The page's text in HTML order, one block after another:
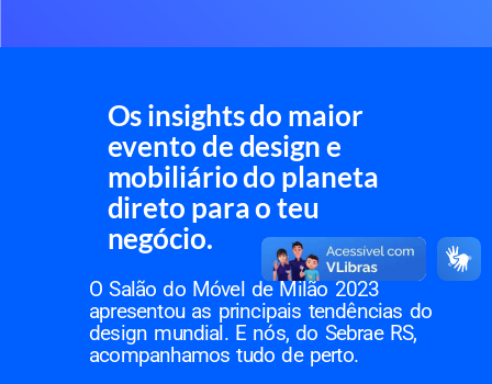
Os insights do maior
evento de design e
mobiliário do planeta
direto para o teu
negócio.
O Salão do Móvel de Milão 2023
apresentou as principais tendências do
design mundial. E nós, do Sebrae RS,
acompanhamos tudo de perto.